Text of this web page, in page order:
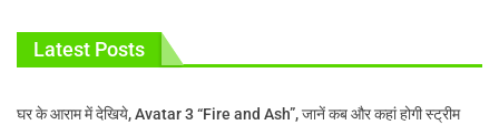
Latest Posts
घर के आराम में देखिये, Avatar 3 “Fire and Ash”, जानें कब और कहां होगी स्ट्रीम